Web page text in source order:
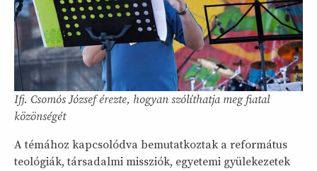
Ifj. Csomós József érezte, hogyan szólíthatja meg fiatal
közönségét
A témához kapcsolódva bemutatkoztak a református
teológiák, társadalmi missziók, egyetemi gyülekezetek